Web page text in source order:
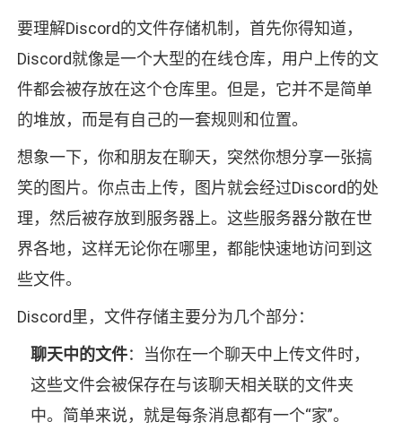
要理解Discord的文件存储机制，首先你得知道，
Discord就像是一个大型的在线仓库，用户上传的文
件都会被存放在这个仓库里。但是，它并不是简单
的堆放，而是有自己的一套规则和位置。
想象一下，你和朋友在聊天，突然你想分享一张搞
笑的图片。你点击上传，图片就会经过Discord的处
理，然后被存放到服务器上。这些服务器分散在世
界各地，这样无论你在哪里，都能快速地访问到这
些文件。
Discord里，文件存储主要分为几个部分：
聊天中的文件：当你在一个聊天中上传文件时，
这些文件会被保存在与该聊天相关联的文件夹
中。简单来说，就是每条消息都有一个“家”。